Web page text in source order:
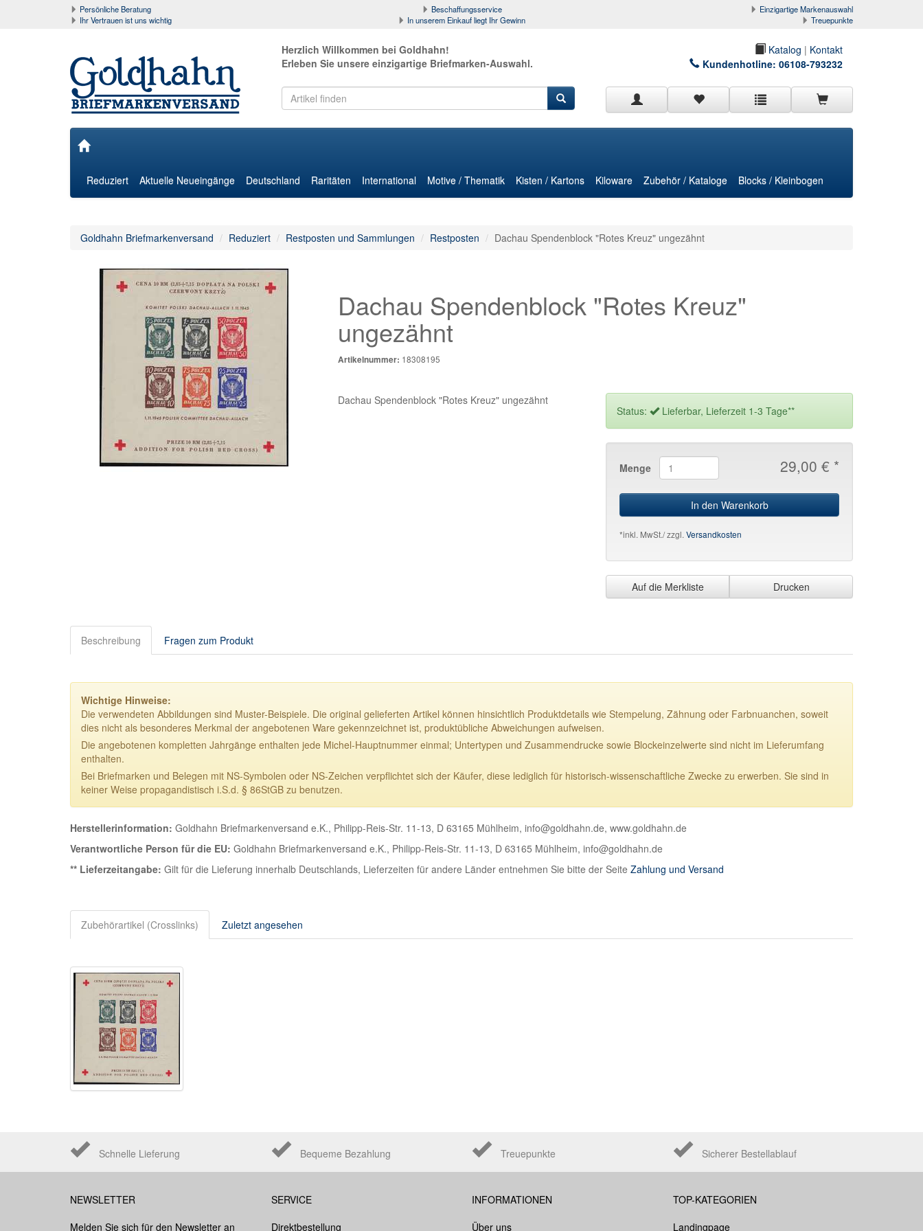
Persönliche Beratung Beschaffungsservice
Einzigartige Markenauswahl
Ihr Vertrauen ist uns wichtig
In unserem Einkauf liegt Ihr Gewinn Treuepunkte
Herzlich Willkommen bei Goldhahn!
Erleben Sie unsere einzigartige Briefmarken-Auswahl.
Katalog | Kontakt
Kundenhotline: 06108-793232
Reduziert Aktuelle Neueingänge Deutschland Raritäten International Motive / Thematik Kisten / Kartons Kiloware Zubehör / Kataloge Blocks / Kleinbogen
Goldhahn Briefmarkenversand Reduziert Restposten und Sammlungen Restposten Dachau Spendenblock "Rotes Kreuz" ungezähnt
Dachau Spendenblock "Rotes Kreuz"
ungezähnt
Artikelnummer: 18308195
Dachau Spendenblock "Rotes Kreuz" ungezähnt
Status:
Lieferbar, Lieferzeit 1-3 Tage**
29,00 € *
Menge
In den Warenkorb
*inkl. MwSt./ zzgl. Versandkosten
Auf die Merkliste Drucken
Beschreibung Fragen zum Produkt
Wichtige Hinweise:
Die verwendeten Abbildungen sind Muster-Beispiele. Die original gelieferten Artikel können hinsichtlich Produktdetails wie Stempelung, Zähnung oder Farbnuanchen, soweit
dies nicht als besonderes Merkmal der angebotenen Ware gekennzeichnet ist, produktübliche Abweichungen aufweisen.
Die angebotenen kompletten Jahrgänge enthalten jede Michel-Hauptnummer einmal; Untertypen und Zusammendrucke sowie Blockeinzelwerte sind nicht im Lieferumfang
enthalten.
Bei Briefmarken und Belegen mit NS-Symbolen oder NS-Zeichen verpflichtet sich der Käufer, diese lediglich für historisch-wissenschaftliche Zwecke zu erwerben. Sie sind in
keiner Weise propagandistisch i.S.d. § 86StGB zu benutzen.
Herstellerinformation: Goldhahn Briefmarkenversand e.K., Philipp-Reis-Str. 11-13, D 63165 Mühlheim, info@goldhahn.de, www.goldhahn.de
Verantwortliche Person für die EU: Goldhahn Briefmarkenversand e.K., Philipp-Reis-Str. 11-13, D 63165 Mühlheim, info@goldhahn.de
** Lieferzeitangabe: Gilt für die Lieferung innerhalb Deutschlands, Lieferzeiten für andere Länder entnehmen Sie bitte der Seite Zahlung und Versand
Zubehörartikel (Crosslinks) Zuletzt angesehen
Schnelle Lieferung Bequeme Bezahlung Treuepunkte Sicherer Bestellablauf
NEWSLETTER
Melden Sie sich für den Newsletter an
SERVICE
Direktbestellung
INFORMATIONEN
Über uns
TOP-KATEGORIEN
Landingpage